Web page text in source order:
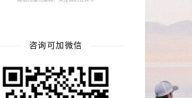
咨询可加微信